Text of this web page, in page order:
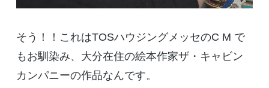
そう！！これはTOSハウジングメッセのC M で
もお馴染み、大分在住の絵本作家ザ・キャビン
カンパニーの作品なんです。